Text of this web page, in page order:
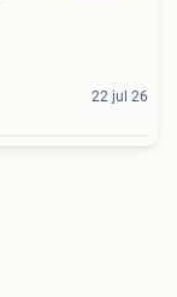
22 jul 26